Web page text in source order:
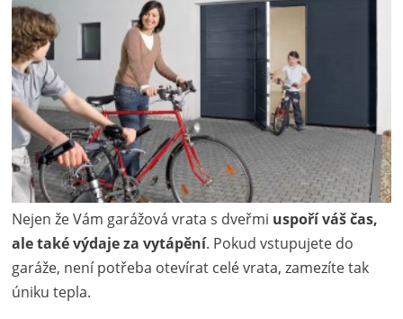
Nejen že Vám garážová vrata s dveřmi uspoří váš čas,
ale také výdaje za vytápění. Pokud vstupujete do
garáže, není potřeba otevírat celé vrata, zamezíte tak
úniku tepla.